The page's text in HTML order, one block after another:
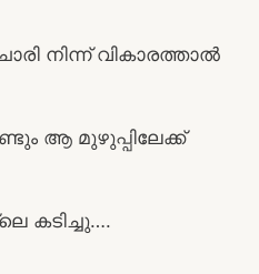
നിന്ന് വികാരത്താൽ
ആ മുഴുപ്പിലേക്ക്‌
കടിച്ചു….